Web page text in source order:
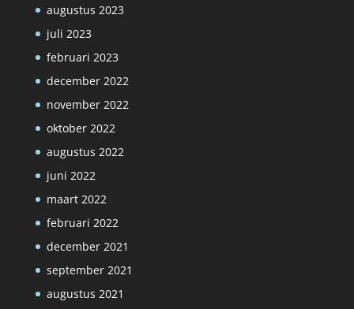
augustus 2023
juli 2023
februari 2023
december 2022
november 2022
oktober 2022
augustus 2022
juni 2022
maart 2022
februari 2022
december 2021
september 2021
augustus 2021